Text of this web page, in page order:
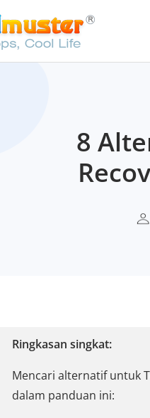
8
Ringkasan singkat:
Mencari alternatif untuk
dalam panduan ini: